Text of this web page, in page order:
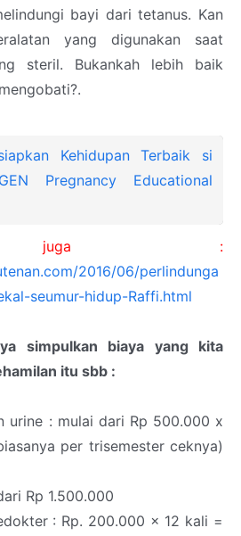
bayi dari tetanus. Kan
yang digunakan saat
steril. Bukankah lebih baik
Kehidupan Terbaik si
Pregnancy Educational
juga :
2016/06/perlindunga
seumur-hidup-Raffi.html
simpulkan biaya yang kita
itu sbb :
urine : mulai dari Rp 500.000 x
per trisemester ceknya)
Rp 1.500.000
: Rp. 200.000 x 12 kali =